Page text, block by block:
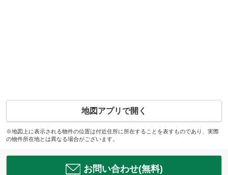
地図アプリで開く
※地図上に表示される物件の位置は付近住所に所在することを表すものであり、実際
の物件所在地とは異なる場合がございます。
お問い合わせ(無料)